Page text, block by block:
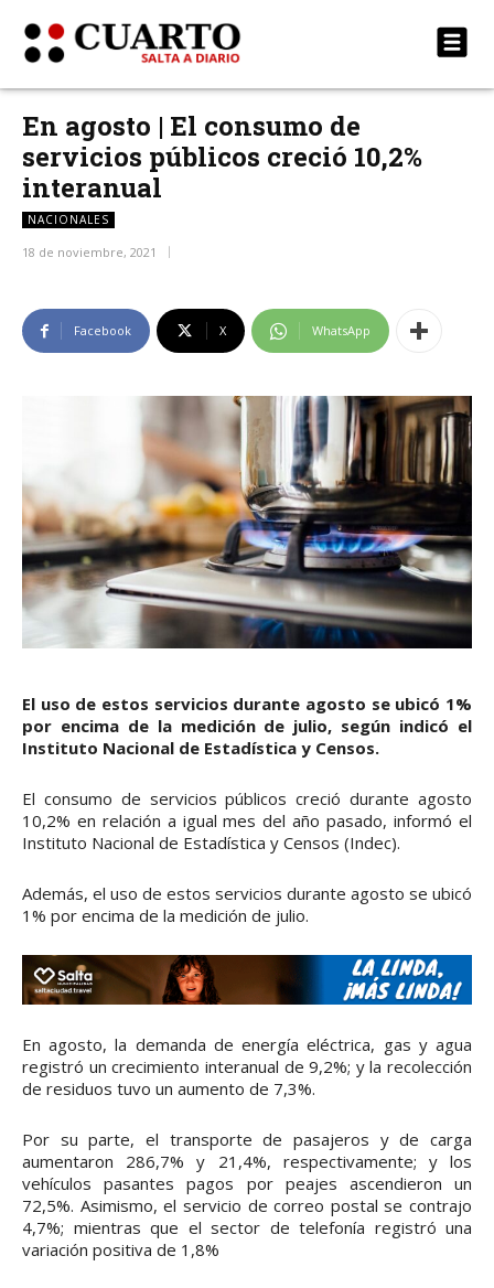
En agosto | El consumo de
servicios públicos creció 10,2%
interanual
NACIONALES
18 de noviembre, 2021
Facebook X WhatsApp
El uso de estos servicios durante agosto se ubicó 1%
por encima de la medición de julio, según indicó el
Instituto Nacional de Estadística y Censos.
El consumo de servicios públicos creció durante agosto
10,2% en relación a igual mes del año pasado, informó el
Instituto Nacional de Estadística y Censos (Indec).
Además, el uso de estos servicios durante agosto se ubicó
1% por encima de la medición de julio.
En agosto, la demanda de energía eléctrica, gas y agua
registró un crecimiento interanual de 9,2%; y la recolección
de residuos tuvo un aumento de 7,3%.
Por su parte, el transporte de pasajeros y de carga
aumentaron 286,7% y 21,4%, respectivamente; y los
vehículos pasantes pagos por peajes ascendieron un
72,5%. Asimismo, el servicio de correo postal se contrajo
4,7%; mientras que el sector de telefonía registró una
variación positiva de 1,8%